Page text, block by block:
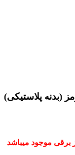
برقی موجود میباشد